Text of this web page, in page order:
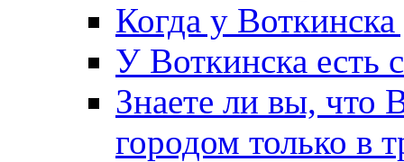
Когда у
У Воткинска есть
Знаете ли вы, что
городом только в